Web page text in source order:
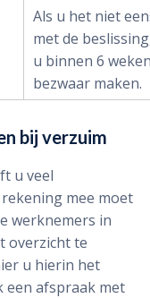
Als u het niet
met de
u binnen 6
bezwaar maken.
bij verzuim
u veel
mee moet
werknemers in
overzicht te
u hierin het
een afspraak met